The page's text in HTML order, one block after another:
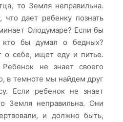
то Земля неправильна.
что дает ребенку познать
Олодумаре? Если бы
бы думал о бедных?
о себе, ищет еду и питье.
не знает своего
в темноте мы найдем друг
Если ребенок не знает
Земля неправильна. Они
и должно быть,